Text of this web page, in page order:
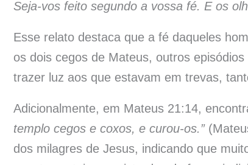
Seja-vos feito segundo a vossa fé. E os
Esse relato destaca que a fé daqueles
os dois cegos de Mateus, outros
trazer luz aos que estavam em trevas,
Adicionalmente, em Mateus 21:14,
templo cegos e coxos, e curou-os.”
dos milagres de Jesus, indicando que